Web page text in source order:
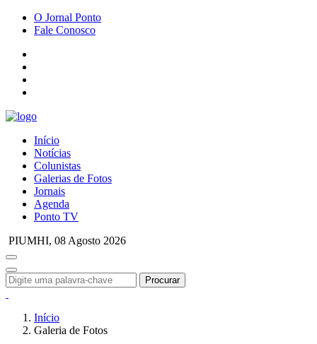
O Jornal Ponto
Fale Conosco
Início
Notícias
Colunistas
Galerias de Fotos
Jornais
Agenda
Ponto TV
PIUMHI, 08 Agosto 2026
Procurar
Início
Galeria de Fotos